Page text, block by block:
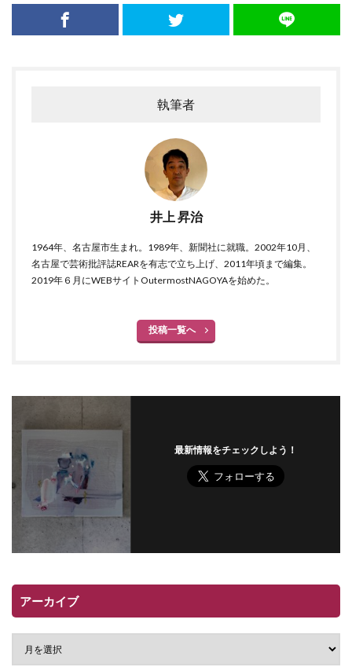
執筆者
井上 昇治
1964年、名古屋市生まれ。1989年、新聞社に就職。2002年10月、
名古屋で芸術批評誌REARを有志で立ち上げ、2011年頃まで編集。
2019年６月にWEBサイトOutermostNAGOYAを始めた。
投稿一覧へ
最新情報をチェックしよう！
アーカイブ